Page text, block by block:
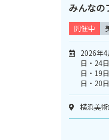
みんなの
開催中
2026年
日・24
日・19
日・20
横浜美